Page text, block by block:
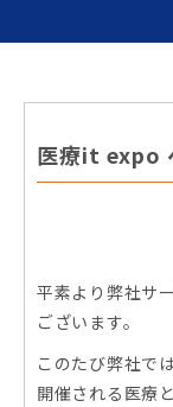
医療it expo
平素より弊社サ
ございます。
このたび弊社で
開催される医療